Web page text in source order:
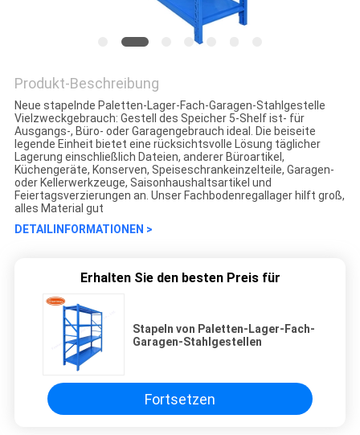
Produkt-Beschreibung
Neue stapelnde Paletten-Lager-Fach-Garagen-Stahlgestelle
Vielzweckgebrauch: Gestell des Speicher 5-Shelf ist- für
Ausgangs-, Büro- oder Garagengebrauch ideal. Die beiseite
legende Einheit bietet eine rücksichtsvolle Lösung täglicher
Lagerung einschließlich Dateien, anderer Büroartikel,
Küchengeräte, Konserven, Speiseschrankeinzelteile, Garagen-
oder Kellerwerkzeuge, Saisonhaushaltsartikel und
Feiertagsverzierungen an. Unser Fachbodenregallager hilft groß,
alles Material gut
DETAILINFORMATIONEN >
Erhalten Sie den besten Preis für
Stapeln von Paletten-Lager-Fach-
Garagen-Stahlgestellen
Fortsetzen